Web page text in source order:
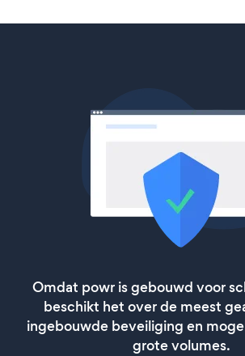
Omdat powr is gebouwd voor
beschikt het over de meest
ingebouwde beveiliging en
grote volumes.